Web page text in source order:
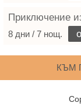
Приключение
8 дни / 7 нощ.
КЪМ